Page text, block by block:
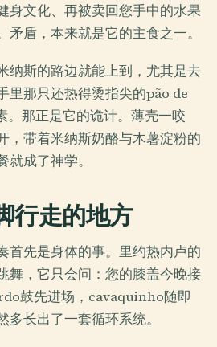
身文化、再被卖回您手中的水果
盾，本来就是它的主食之一。
纳斯的路边就能上到，尤其是去
里那只还热得烫指尖的pão de
。那正是它的诡计。薄壳一咬
，带着米纳斯奶酪与木薯淀粉的
成了神学。
行走的地方
首先是身体的事。里约热内卢的
舞，它只会问：您的膝盖今晚接
鼓先进场，cavaquinho随即
长出了一套循环系统。